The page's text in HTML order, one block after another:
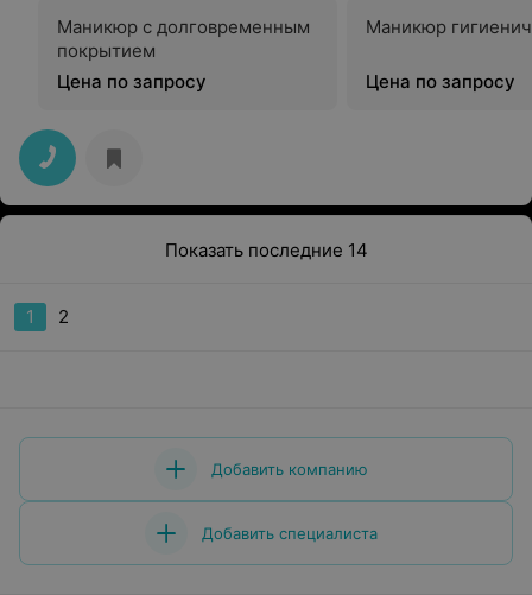
Маникюр с долговременным
покрытием
Цена по запросу
Маникюр
Цена по запросу
Показать последние 14
1 2
Добавить компанию
Добавить специалиста